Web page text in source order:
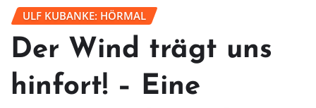
ULF KUBANKE: HÖRMAL
Der Wind trägt uns
hinfort! – Eine